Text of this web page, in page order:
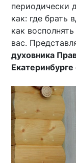
периодически
как: где брать
как
вас.
духовника